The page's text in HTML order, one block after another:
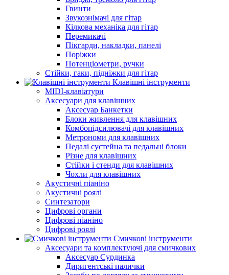
Гвинти
Звукознімачі для гітар
Кілкова механіка для гітар
Перемикачі
Пікгарди, накладки, панелі
Поріжки
Потенціометри, ручки
Стійки, гаки, підніжки для гітар
Клавішні інструменти
MIDI-клавіатури
Аксесуари для клавішних
Аксесуар Банкетки
Блоки живлення для клавішних
Комбопідсилювачі для клавішних
Метрономи для клавішних
Педалі сустейна та педальні блоки
Різне для клавішних
Стійки і стенди для клавішних
Чохли для клавішних
Акустичні піаніно
Акустичні роялі
Синтезатори
Цифрові органи
Цифрові піаніно
Цифрові роялі
Смичкові інструменти
Аксесуари та комплектуючі для смичкових
Аксесуар Сурдинка
Диригентські палички